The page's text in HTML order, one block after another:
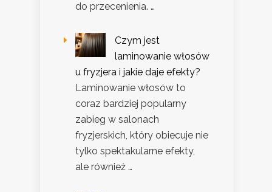
do przecenienia. …
Czym jest
laminowanie włosów
u fryzjera i jakie daje efekty?
Laminowanie włosów to
coraz bardziej popularny
zabieg w salonach
fryzjerskich, który obiecuje nie
tylko spektakularne efekty,
ale również …